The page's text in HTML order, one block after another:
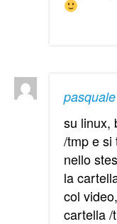
pasquale
su linux,
/tmp e si
nello
la
col
cartella /